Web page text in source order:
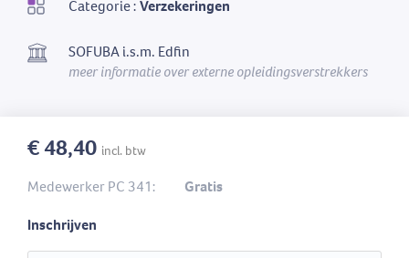
Categorie :Verzekeringen
SOFUBA i.s.m. Edfin
meer informatie over externe opleidingsverstrekkers
€ 48,40 incl. btw
Medewerker PC 341:
Gratis
Inschrijven